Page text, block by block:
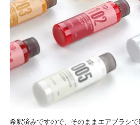
希釈済みですので、そのままエアブラシで